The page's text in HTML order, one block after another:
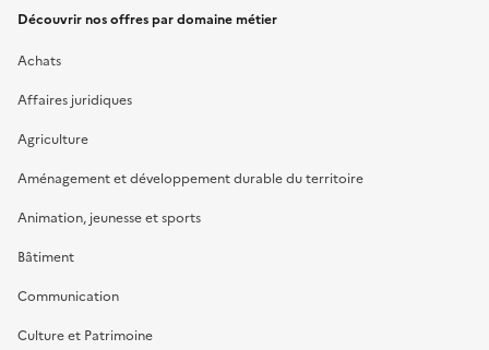
Découvrir nos offres par domaine métier
Achats
Affaires juridiques
Agriculture
Aménagement et développement durable du territoire
Animation, jeunesse et sports
Bâtiment
Communication
Culture et Patrimoine